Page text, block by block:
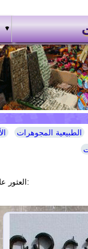
الطبيعية المجوهرات
العثور على 24 المنتجات التي: